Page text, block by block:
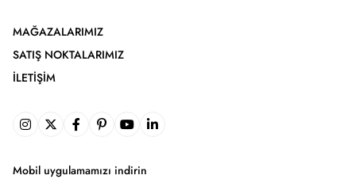
MAĞAZALARIMIZ
SATIŞ NOKTALARIMIZ
İLETIŞIM
Mobil uygulamamızı indirin